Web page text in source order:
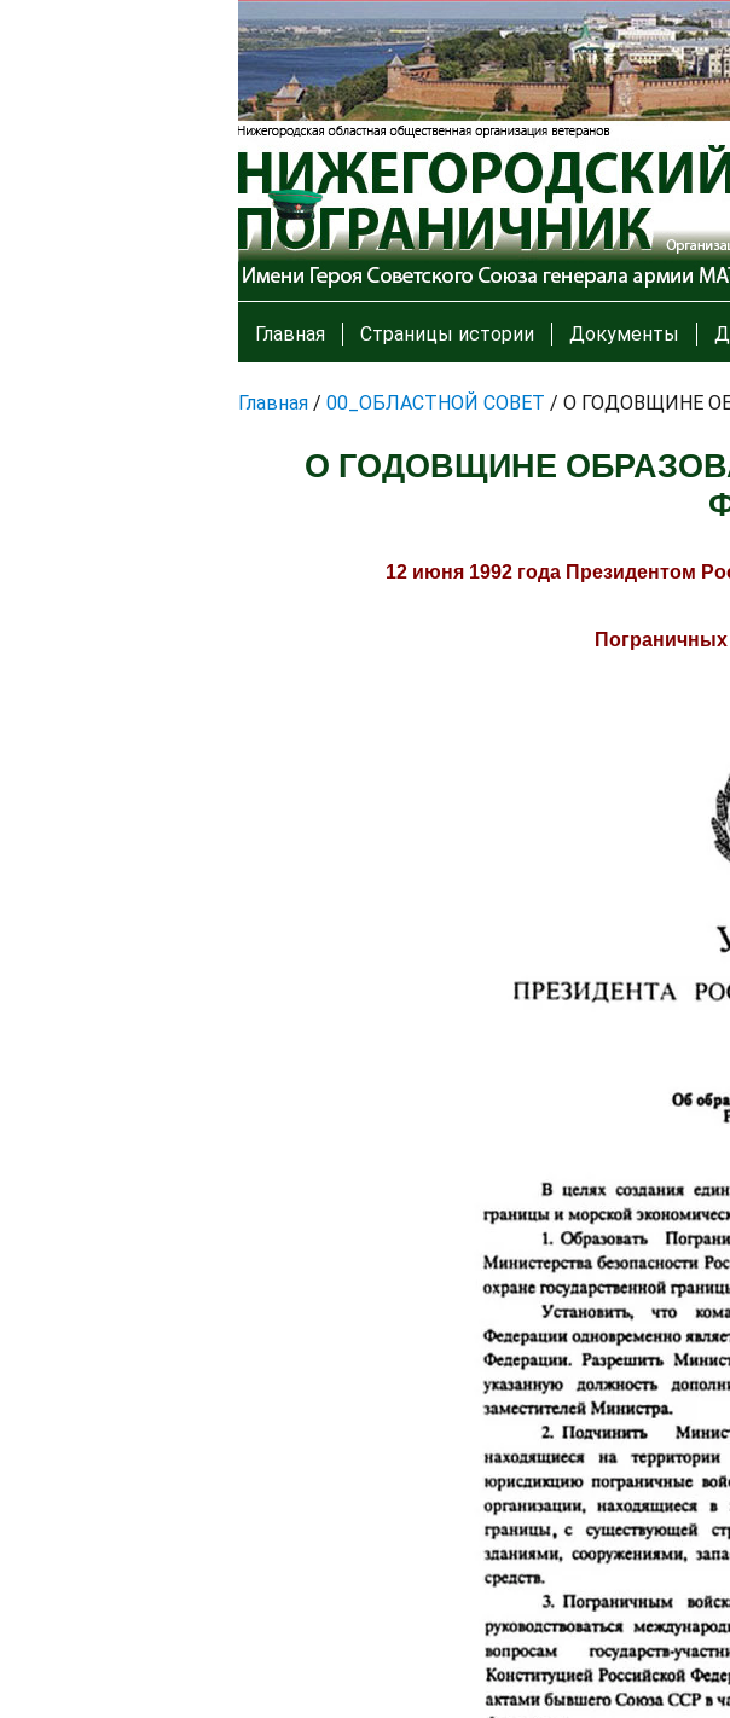
Главная Страницы истории Документы Д
Главная / 00_ОБЛАСТНОЙ СОВЕТ / О ГОДОВЩИНЕ
О ГОДОВЩИНЕ
12 июня 1992 года Президентом